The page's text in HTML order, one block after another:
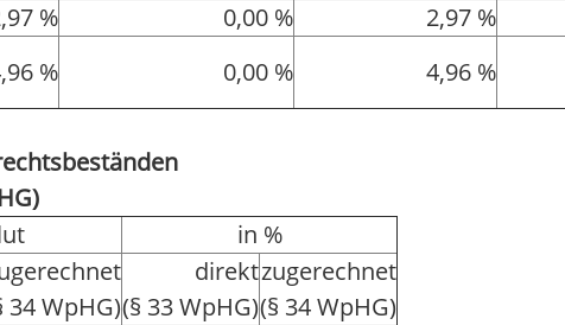
% 0,00 % 2,97 %
% 0,00 % 4,96 %
in %
34 WpHG)
direkt
(§ 33 WpHG)
zugerechnet
(§ 34 WpHG)